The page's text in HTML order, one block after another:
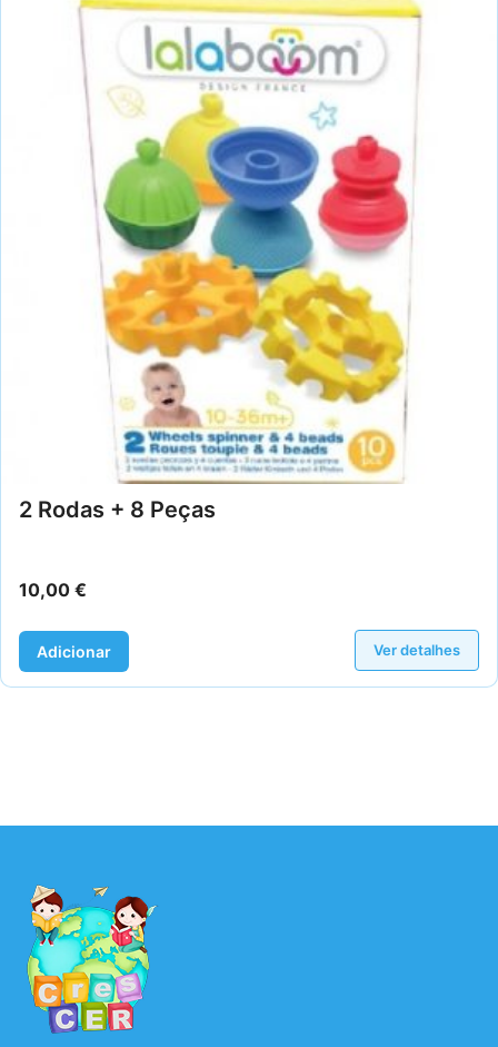
2 Rodas + 8 Peças
10,00 €
Adicionar Ver detalhes